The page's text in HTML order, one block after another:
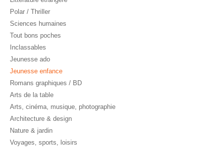
Polar / Thriller
Sciences humaines
Tout bons poches
Inclassables
Jeunesse ado
Jeunesse enfance
Romans graphiques / BD
Arts de la table
Arts, cinéma, musique, photographie
Architecture & design
Nature & jardin
Voyages, sports, loisirs